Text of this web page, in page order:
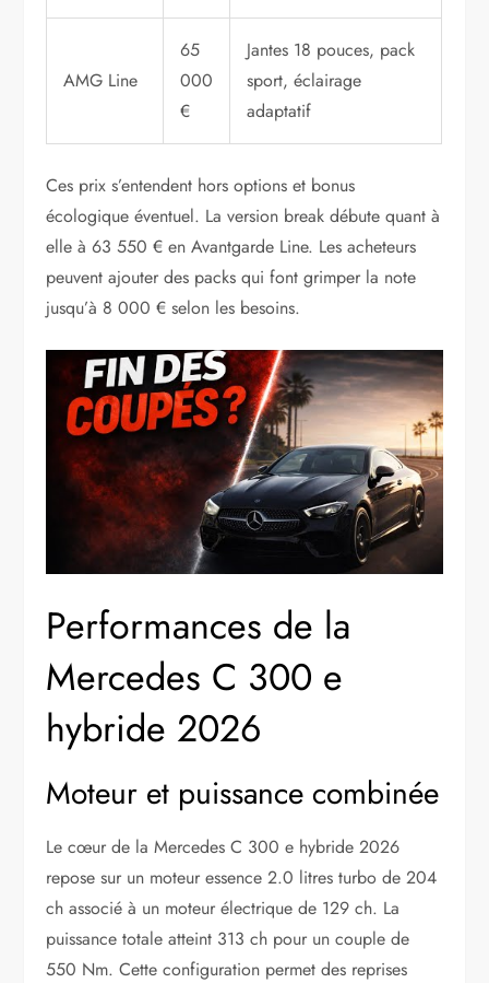
AMG Line
65
000
€
Jantes 18 pouces, pack
sport, éclairage
adaptatif
Ces prix s’entendent hors options et bonus
écologique éventuel. La version break débute quant à
elle à 63 550 € en Avantgarde Line. Les acheteurs
peuvent ajouter des packs qui font grimper la note
jusqu’à 8 000 € selon les besoins.
Performances de la
Mercedes C 300 e
hybride 2026
Moteur et puissance combinée
Le cœur de la Mercedes C 300 e hybride 2026
repose sur un moteur essence 2.0 litres turbo de 204
ch associé à un moteur électrique de 129 ch. La
puissance totale atteint 313 ch pour un couple de
550 Nm. Cette configuration permet des reprises